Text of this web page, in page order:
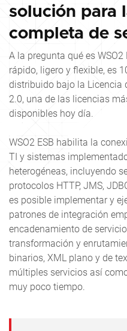
solución para
completa de
A la pregunta qué es
rápido, ligero y flexible, es
distribuido bajo la Licencia
2.0, una de las licencias
disponibles hoy día.
WSO2 ESB habilita la
TI y sistemas
heterogéneas, incluyendo
protocolos HTTP, JMS,
es posible implementar y
patrones de integración
encadenamiento de
transformación y
binarios, XML plano y de
múltiples servicios así
muy poco tiempo.